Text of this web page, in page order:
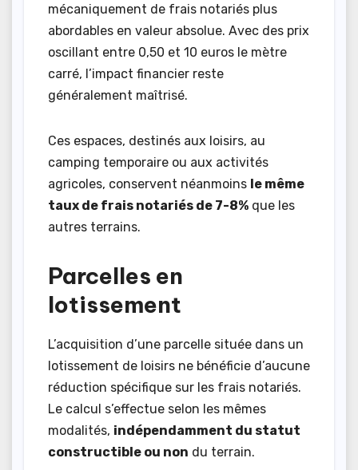
mécaniquement de frais notariés plus
abordables en valeur absolue. Avec des prix
oscillant entre 0,50 et 10 euros le mètre
carré, l’impact financier reste
généralement maîtrisé.
Ces espaces, destinés aux loisirs, au
camping temporaire ou aux activités
agricoles, conservent néanmoins le même
taux de frais notariés de 7-8% que les
autres terrains.
Parcelles en
lotissement
L’acquisition d’une parcelle située dans un
lotissement de loisirs ne bénéficie d’aucune
réduction spécifique sur les frais notariés.
Le calcul s’effectue selon les mêmes
modalités, indépendamment du statut
constructible ou non du terrain.